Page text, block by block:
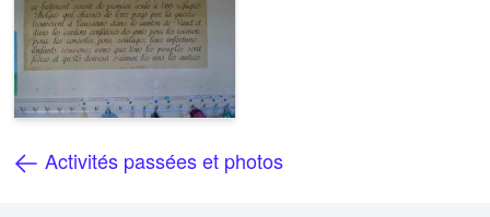
Activités passées et photos